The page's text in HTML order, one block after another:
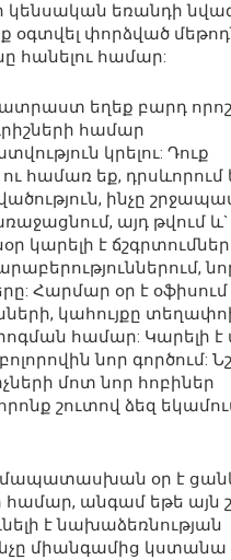
կենսական եռանդի
փորձված
հանելու համար:
եղեք բարդ
համար
կրելու: Դուք
համառ եք, դրսևորում
ինչը
այդ թվում
կարելի է
Հարմար օր է
կահույքը
համար: Կարելի է
նոր գործում:
մոտ նոր հոբիներ
շուտով ձեզ
օր է
համար, անգամ եթե այն
է նախաձեռնության
միանգամից կստանա